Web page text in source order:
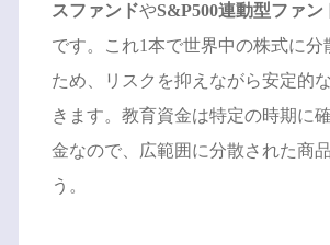
スファンドやS&P500連動型ファン
です。これ1本で世界中の株式に分
ため、リスクを抑えながら安定的
きます。教育資金は特定の時期に
金なので、広範囲に分散された商
う。